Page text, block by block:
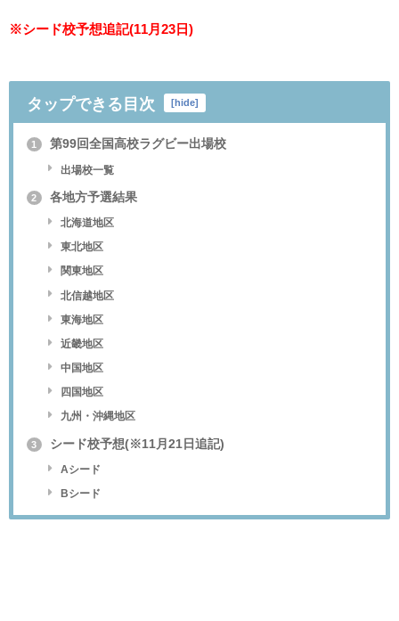
※シード校予想追記(11月23日)
タップできる目次 [hide]
1 第99回全国高校ラグビー出場校
出場校一覧
2 各地方予選結果
北海道地区
東北地区
関東地区
北信越地区
東海地区
近畿地区
中国地区
四国地区
九州・沖縄地区
3 シード校予想(※11月21日追記)
Aシード
Bシード